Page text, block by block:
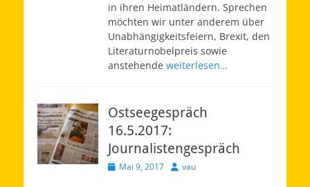
in ihren Heimatländern. Sprechen
möchten wir unter anderem über
Unabhängigkeitsfeiern, Brexit, den
Literaturnobelpreis sowie
anstehende weiterlesen…
Ostseegespräch
16.5.2017:
Journalistengespräch
Veröffentlicht
Mai 9, 2017 Autorvau